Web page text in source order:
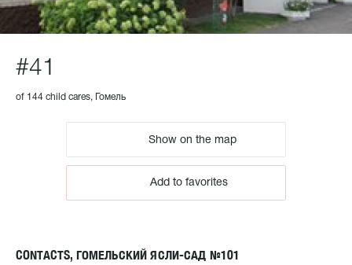
#41
of 144 child cares, Гомель
Show on the map
Add to favorites
CONTACTS, ГОМЕЛЬСКИЙ ЯСЛИ-САД №101